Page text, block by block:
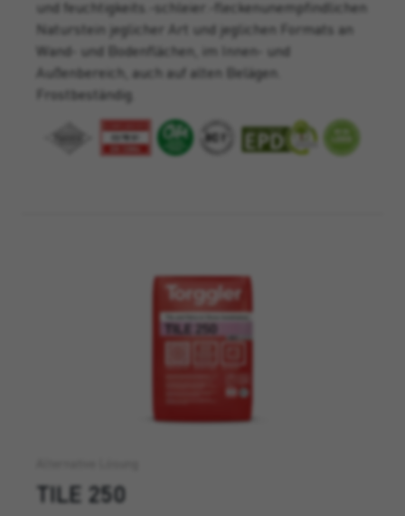
und feuchtigkeits.-schleier.-fleckenunempfindlichen
Naturstein jeglicher Art und jeglichen Formats an
Wand- und Bodenflächen, im Innen- und
Außenbereich, auch auf alten Belägen.
Frostbeständig.
TILE 250